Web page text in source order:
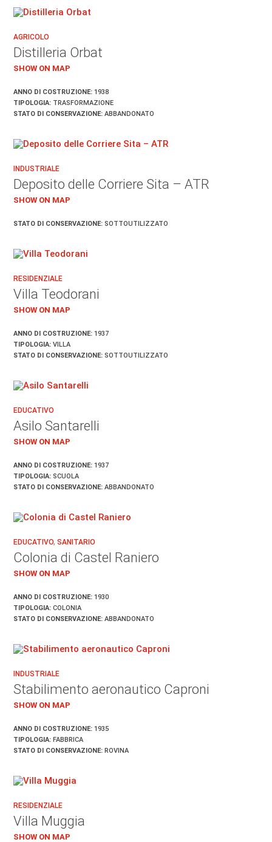
AGRICOLO
Distilleria Orbat
SHOW ON MAP
ANNO DI COSTRUZIONE: 1938
TIPOLOGIA: TRASFORMAZIONE
STATO DI CONSERVAZIONE: ABBANDONATO
INDUSTRIALE
Deposito delle Corriere Sita – ATR
SHOW ON MAP
STATO DI CONSERVAZIONE: SOTTOUTILIZZATO
RESIDENZIALE
Villa Teodorani
SHOW ON MAP
ANNO DI COSTRUZIONE: 1937
TIPOLOGIA: VILLA
STATO DI CONSERVAZIONE: SOTTOUTILIZZATO
EDUCATIVO
Asilo Santarelli
SHOW ON MAP
ANNO DI COSTRUZIONE: 1937
TIPOLOGIA: SCUOLA
STATO DI CONSERVAZIONE: ABBANDONATO
EDUCATIVO,SANITARIO
Colonia di Castel Raniero
SHOW ON MAP
ANNO DI COSTRUZIONE: 1930
TIPOLOGIA: COLONIA
STATO DI CONSERVAZIONE: ABBANDONATO
INDUSTRIALE
Stabilimento aeronautico Caproni
SHOW ON MAP
ANNO DI COSTRUZIONE: 1935
TIPOLOGIA: FABBRICA
STATO DI CONSERVAZIONE: ROVINA
RESIDENZIALE
Villa Muggia
SHOW ON MAP